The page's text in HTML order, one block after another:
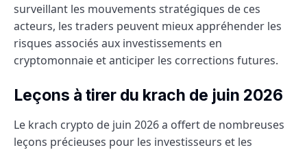
surveillant les mouvements stratégiques de ces
acteurs, les traders peuvent mieux appréhender les
risques associés aux investissements en
cryptomonnaie et anticiper les corrections futures.
Leçons à tirer du krach de juin 2026
Le krach crypto de juin 2026 a offert de nombreuses
leçons précieuses pour les investisseurs et les